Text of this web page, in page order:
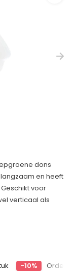
dons
en heeft
voor
verticaal als
-10% Order